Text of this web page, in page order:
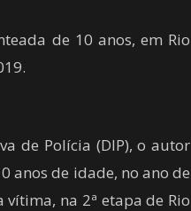
Notícia
de 10 anos, em Rio
de Polícia (DIP), o autor
anos de idade, no ano de
na 2ª etapa de Rio